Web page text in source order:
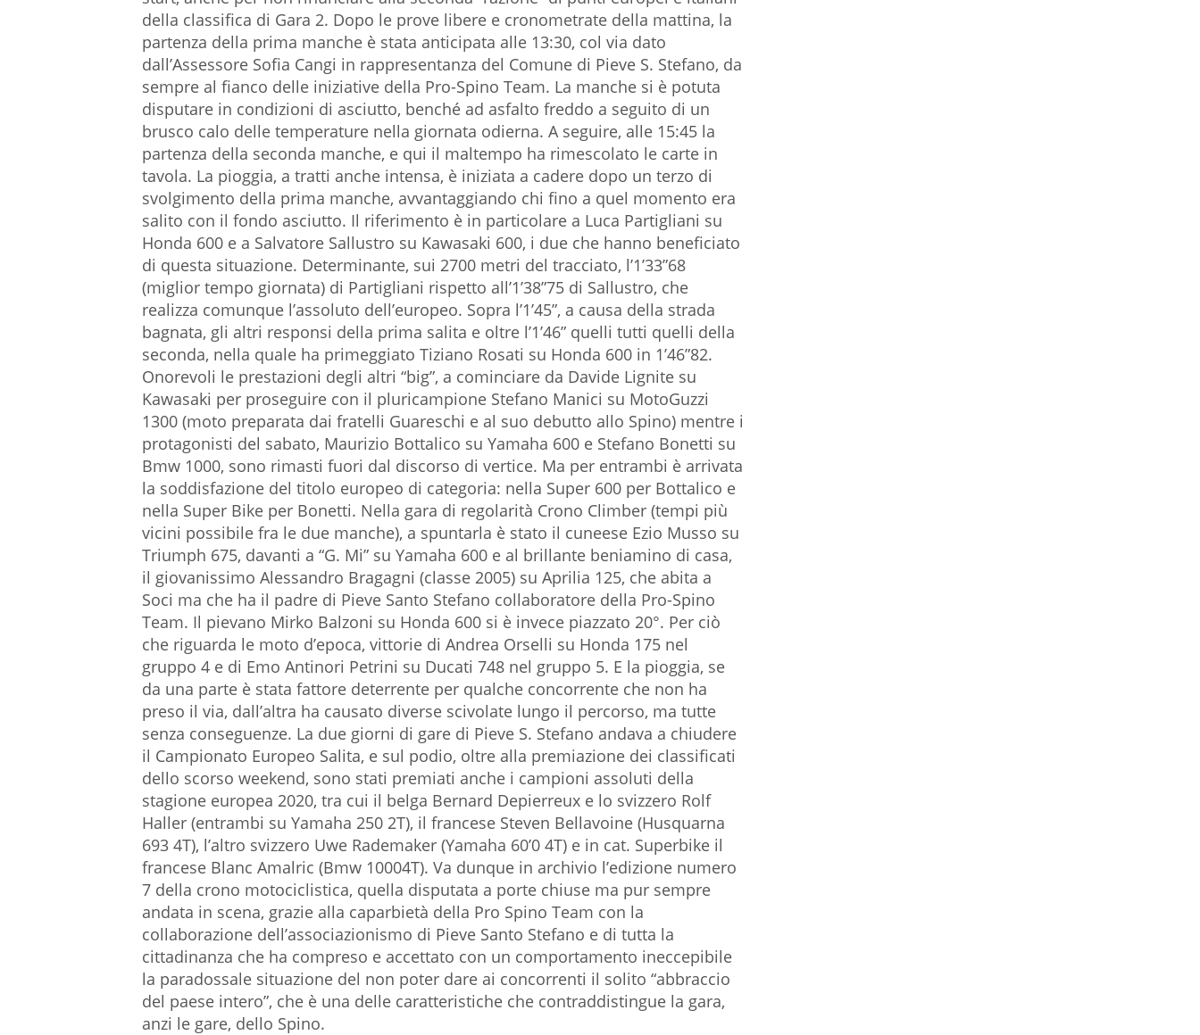
della classifica di Gara 2. Dopo le prove libere e cronometrate della mattina, la
partenza della prima manche è stata anticipata alle 13:30, col via dato
dall’Assessore Sofia Cangi in rappresentanza del Comune di Pieve S. Stefano, da
sempre al fianco delle iniziative della Pro-Spino Team. La manche si è potuta
disputare in condizioni di asciutto, benché ad asfalto freddo a seguito di un
brusco calo delle temperature nella giornata odierna. A seguire, alle 15:45 la
partenza della seconda manche, e qui il maltempo ha rimescolato le carte in
tavola. La pioggia, a tratti anche intensa, è iniziata a cadere dopo un terzo di
svolgimento della prima manche, avvantaggiando chi fino a quel momento era
salito con il fondo asciutto. Il riferimento è in particolare a Luca Partigliani su
Honda 600 e a Salvatore Sallustro su Kawasaki 600, i due che hanno beneficiato
di questa situazione. Determinante, sui 2700 metri del tracciato, l’1’33”68
(miglior tempo giornata) di Partigliani rispetto all’1’38”75 di Sallustro, che
realizza comunque l’assoluto dell’europeo. Sopra l’1’45”, a causa della strada
bagnata, gli altri responsi della prima salita e oltre l’1’46” quelli tutti quelli della
seconda, nella quale ha primeggiato Tiziano Rosati su Honda 600 in 1’46”82.
Onorevoli le prestazioni degli altri “big”, a cominciare da Davide Lignite su
Kawasaki per proseguire con il pluricampione Stefano Manici su MotoGuzzi
1300 (moto preparata dai fratelli Guareschi e al suo debutto allo Spino) mentre i
protagonisti del sabato, Maurizio Bottalico su Yamaha 600 e Stefano Bonetti su
Bmw 1000, sono rimasti fuori dal discorso di vertice. Ma per entrambi è arrivata
la soddisfazione del titolo europeo di categoria: nella Super 600 per Bottalico e
nella Super Bike per Bonetti. Nella gara di regolarità Crono Climber (tempi più
vicini possibile fra le due manche), a spuntarla è stato il cuneese Ezio Musso su
Triumph 675, davanti a “G. Mi” su Yamaha 600 e al brillante beniamino di casa,
il giovanissimo Alessandro Bragagni (classe 2005) su Aprilia 125, che abita a
Soci ma che ha il padre di Pieve Santo Stefano collaboratore della Pro-Spino
Team. Il pievano Mirko Balzoni su Honda 600 si è invece piazzato 20°. Per ciò
che riguarda le moto d’epoca, vittorie di Andrea Orselli su Honda 175 nel
gruppo 4 e di Emo Antinori Petrini su Ducati 748 nel gruppo 5. E la pioggia, se
da una parte è stata fattore deterrente per qualche concorrente che non ha
preso il via, dall’altra ha causato diverse scivolate lungo il percorso, ma tutte
senza conseguenze. La due giorni di gare di Pieve S. Stefano andava a chiudere
il Campionato Europeo Salita, e sul podio, oltre alla premiazione dei classificati
dello scorso weekend, sono stati premiati anche i campioni assoluti della
stagione europea 2020, tra cui il belga Bernard Depierreux e lo svizzero Rolf
Haller (entrambi su Yamaha 250 2T), il francese Steven Bellavoine (Husquarna
693 4T), l’altro svizzero Uwe Rademaker (Yamaha 60’0 4T) e in cat. Superbike il
francese Blanc Amalric (Bmw 10004T). Va dunque in archivio l’edizione numero
7 della crono motociclistica, quella disputata a porte chiuse ma pur sempre
andata in scena, grazie alla caparbietà della Pro Spino Team con la
collaborazione dell’associazionismo di Pieve Santo Stefano e di tutta la
cittadinanza che ha compreso e accettato con un comportamento ineccepibile
la paradossale situazione del non poter dare ai concorrenti il solito “abbraccio
del paese intero”, che è una delle caratteristiche che contraddistingue la gara,
anzi le gare, dello Spino.